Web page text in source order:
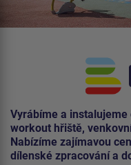
Vyrábíme a
workout hřiště,
Nabízíme zajímavou
dílenské zpracování a